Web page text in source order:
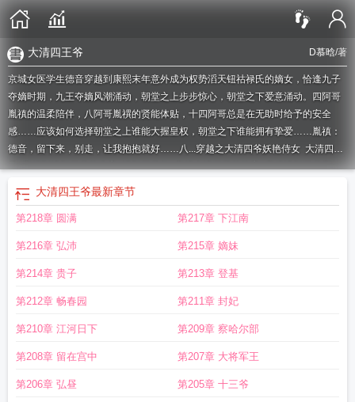
D慕晗/著
大清四王爷
京城女医学生德音穿越到康熙末年意外成为权势滔天钮祜禄氏的嫡女，恰逢九子
夺嫡时期，九王夺嫡风潮涌动，朝堂之上步步惊心，朝堂之下爱意涌动。四阿哥
胤禛的温柔陪伴，八阿哥胤禩的贤能体贴，十四阿哥总是在无助时给予的安全
感……应该如何选择朝堂之上谁能大握皇权，朝堂之下谁能拥有挚爱……胤禛：
德音，留下来，别走，让我抱抱就好……八...穿越之大清四爷妖艳侍女 大清四
爷穿越到清朝四爷的小妾清朝四爷的穿越大清四爷的侍妾穿越清朝四爷宠
穿越到清朝四爷府的 穿越清朝四爷的女人有空间的
越清朝成四爷正妻的
宠妃免费阅读穿越成大清朝四爷侍妾 大清四王爷 清代四爷
清朝四爷宠妃 穿越到清朝成为四爷侍妾穿越大清四爷
宠上天 D慕晗清朝穿越四爷 穿越清朝四四宠文穿越到清朝四爷嫔妃
妻大清我是四爷宠大的儿子
大清四王爷最新章节
第218章 圆满 第217章 下江南
第216章 弘沛 第215章 嫡妹
第214章 贵子 第213章 登基
第212章 畅春园 第211章 封妃
第210章 江河日下 第209章 察哈尔部
第208章 留在宫中 第207章 大将军王
第206章 弘昼 第205章 十三爷